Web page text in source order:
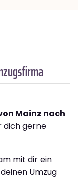
Mainz nach
dich gerne
mit dir ein
Umzug